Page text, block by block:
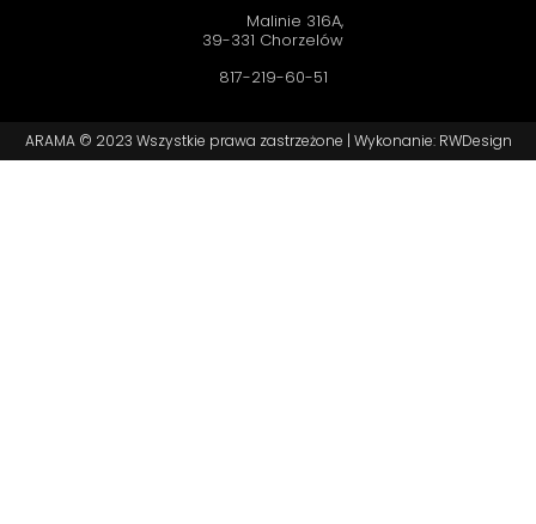
Malinie 316A,
39-331 Chorzelów
817-219-60-51
ARAMA © 2023 Wszystkie prawa zastrzeżone | Wykonanie: RWDesign